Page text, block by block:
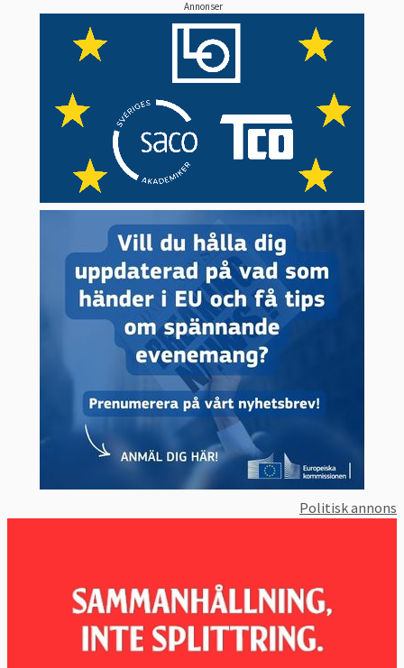
Annonser
Politisk annons